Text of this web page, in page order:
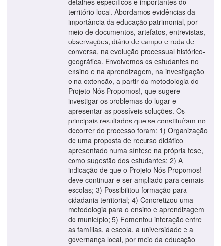
território local. Abordamos evidências da
importância da educação patrimonial, por
meio de documentos, artefatos, entrevistas,
observações, diário de campo e roda de
conversa, na evolução processual histórico-
geográfica. Envolvemos os estudantes no
ensino e na aprendizagem, na investigação
e na extensão, a partir da metodologia do
Projeto Nós Propomos!, que sugere
investigar os problemas do lugar e
apresentar as possíveis soluções. Os
principais resultados que se constituíram no
decorrer do processo foram: 1) Organização
de uma proposta de recurso didático,
apresentado numa síntese na própria tese,
como sugestão dos estudantes; 2) A
indicação de que o Projeto Nós Propomos!
deve continuar e ser ampliado para demais
escolas; 3) Possibilitou formação para
cidadania territorial; 4) Concretizou uma
metodologia para o ensino e aprendizagem
do município; 5) Fomentou interação entre
as famílias, a escola, a universidade e a
governança local, por meio da educação